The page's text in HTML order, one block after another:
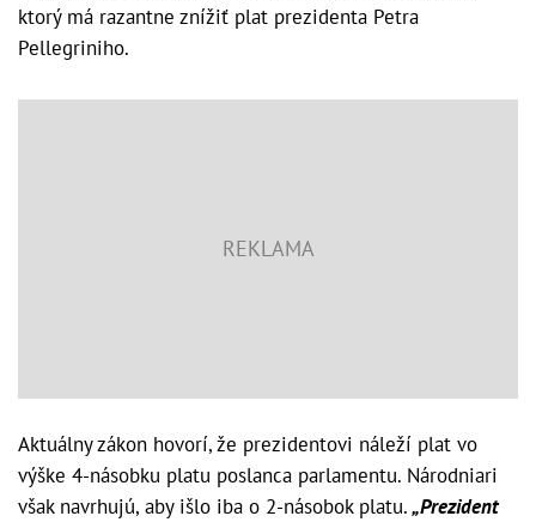
ktorý má razantne znížiť plat prezidenta Petra
Pellegriniho.
Aktuálny zákon hovorí, že prezidentovi náleží plat vo
výške 4-násobku platu poslanca parlamentu. Národniari
však navrhujú, aby išlo iba o 2-násobok platu.„Prezident